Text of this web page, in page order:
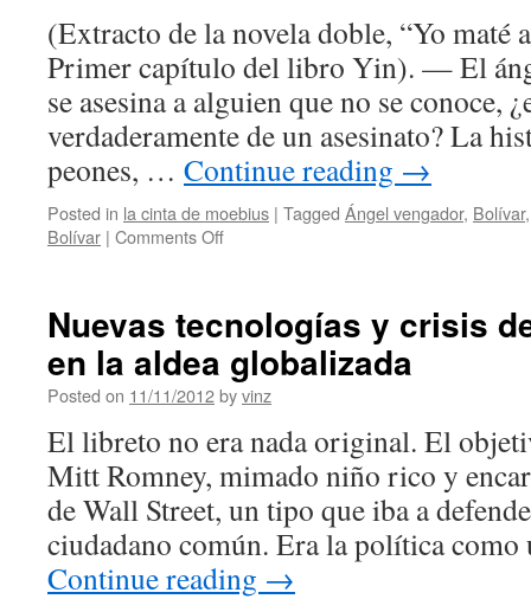
del
lenguaje
(Extracto de la novela doble, “Yo maté
Primer capítulo del libro Yin). — El
se asesina a alguien que no se conoce,
verdaderamente de un asesinato? La
peones, … Continue reading →
Posted in la cinta de moebius | Tagged Ángel vengador, Bolívar
Bolívar | Comments Offon
(“Yo
maté
a
Simón
Nuevas tecnologías y crisis
en la aldea globalizada
Posted on 11/11/2012byvinz
El libreto no era nada original. El
Mitt Romney, mimado niño rico y
de Wall Street, un tipo que iba a
ciudadano común. Era la política
Continue reading →